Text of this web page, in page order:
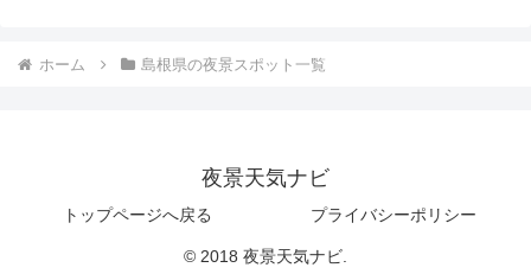
ホーム 島根県の夜景スポット一覧
夜景天気ナビ
トップページへ戻る プライバシーポリシー
© 2018 夜景天気ナビ.